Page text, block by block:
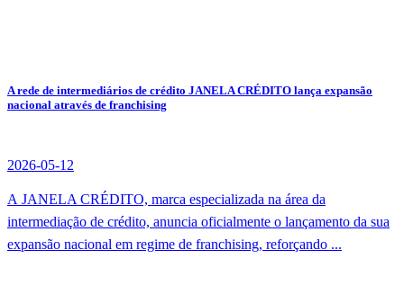
A rede de intermediários de crédito JANELA CRÉDITO lança expansão
nacional através de franchising
2026-05-12
A JANELA CRÉDITO, marca especializada na área da
intermediação de crédito, anuncia oficialmente o lançamento da sua
expansão nacional em regime de franchising, reforçando ...